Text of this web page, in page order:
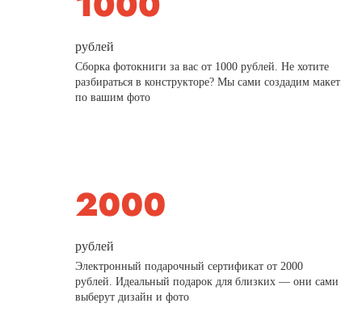
рублей
Сборка фотокниги за вас от 1000 рублей. Не хотите
разбираться в конструкторе? Мы сами создадим макет
по вашим фото
рублей
Электронный подарочный сертификат от 2000
рублей. Идеальный подарок для близких — они сами
выберут дизайн и фото